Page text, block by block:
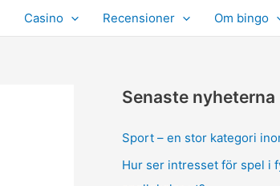
Casino Recensioner Om bingo
Senaste nyheterna
Sport – en stor kategori
Hur ser intresset för spel i